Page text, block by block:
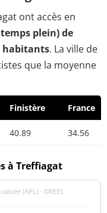
ont accès en
plein) de
habitants. La ville de
que la moyenne
Finistère France
40.89 34.56
à Treffiagat
(APL) - DREES